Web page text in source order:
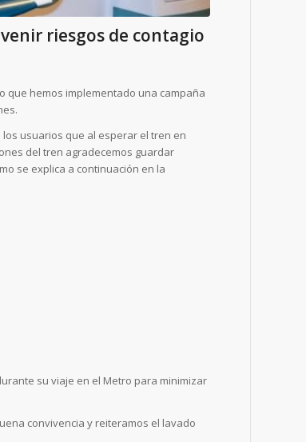
riesgos de contagio
que hemos implementado una campaña
usuarios que al esperar el tren en
del tren agradecemos guardar
se explica a continuación en la
su viaje en el Metro para minimizar
convivencia y reiteramos el lavado